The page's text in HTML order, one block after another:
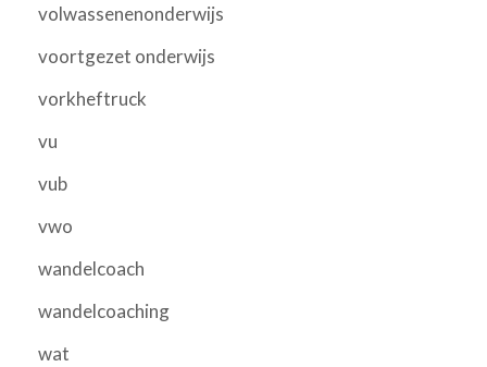
volwassenenonderwijs
voortgezet onderwijs
vorkheftruck
vu
vub
vwo
wandelcoach
wandelcoaching
wat